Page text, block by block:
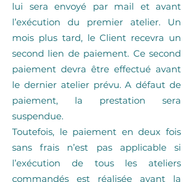
lui sera envoyé par mail et avant
l’exécution du premier atelier. Un
mois plus tard, le Client recevra un
second lien de paiement. Ce second
paiement devra être effectué avant
le dernier atelier prévu. A défaut de
paiement, la prestation sera
suspendue.
Toutefois, le paiement en deux fois
sans frais n’est pas applicable si
l’exécution de tous les ateliers
commandés est réalisée avant la